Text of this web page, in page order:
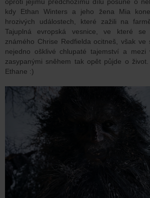
kdy Ethan Winters a jeho žena Mia
hrozivých událostech, které zažili na
Tajuplná evropská vesnice, ve které
známého Chrise Redfielda ocitneš, však ve
nejedno ošklivé chlupaté tajemství a mezi
zasypanými sněhem tak opět půjde o život.
Ethane :)